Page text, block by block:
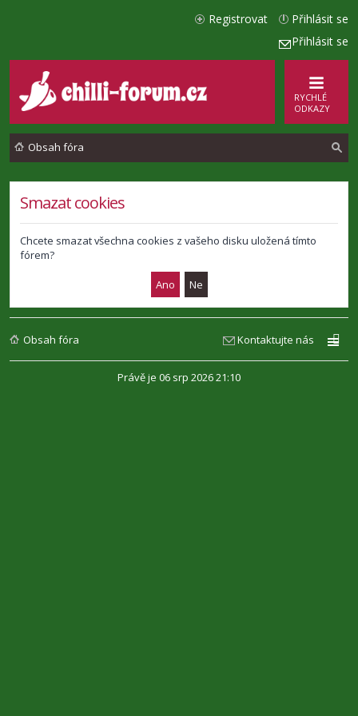
Přihlásit se
Přihlásit se
Registrovat
RYCHLÉ
ODKAZY
Obsah fóra
Smazat cookies
Chcete smazat všechna cookies z vašeho disku uložená tímto
fórem?
Obsah fóra Kontaktujte nás
Právě je 06 srp 2026 21:10